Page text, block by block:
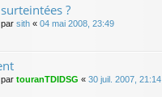
?
sith « 04 mai 2008, 23:49
touranTDIDSG « 30 juil. 2007, 21:14